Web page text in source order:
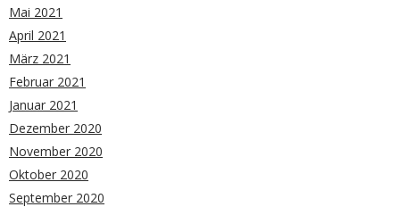
Mai 2021
April 2021
März 2021
Februar 2021
Januar 2021
Dezember 2020
November 2020
Oktober 2020
September 2020